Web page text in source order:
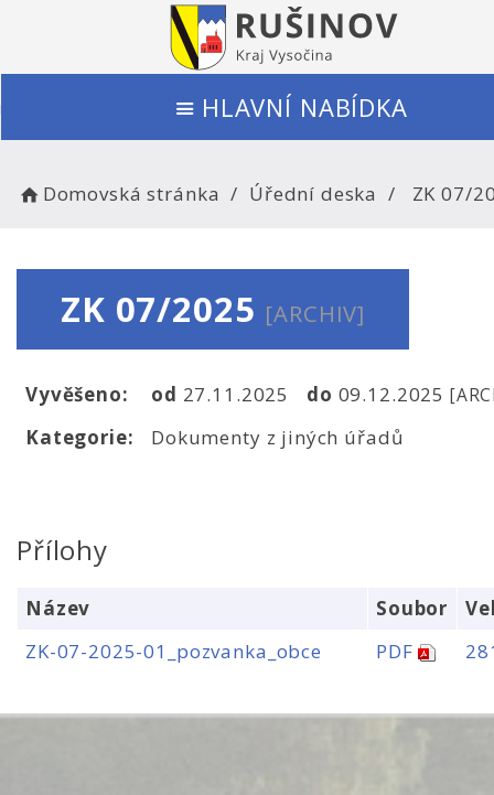
HLAVNÍ NABÍDKA
Domovská stránka Úřední deska ZK 07/
ZK 07/2025 [ARCHIV]
Vyvěšeno: od 27.11.2025 do 09.12.2025
Kategorie: Dokumenty z jiných úřadů
Přílohy
Název Soubor
ZK-07-2025-01_pozvanka_obce
PDF